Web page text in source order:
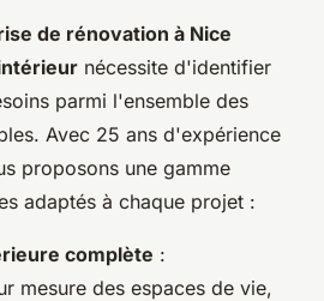
de rénovation à Nice
nécessite d'identifier
parmi l'ensemble des
Avec 25 ans d'expérience
proposons une gamme
adaptés à chaque projet :
complète :
mesure des espaces de vie,